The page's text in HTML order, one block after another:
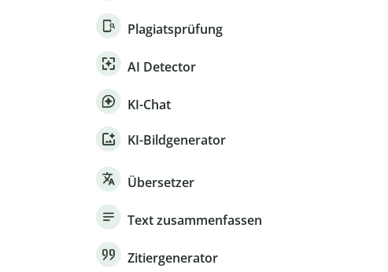
Plagiatsprüfung
AI Detector
KI-Chat
KI-Bildgenerator
Übersetzer
Text zusammenfassen
Zitiergenerator